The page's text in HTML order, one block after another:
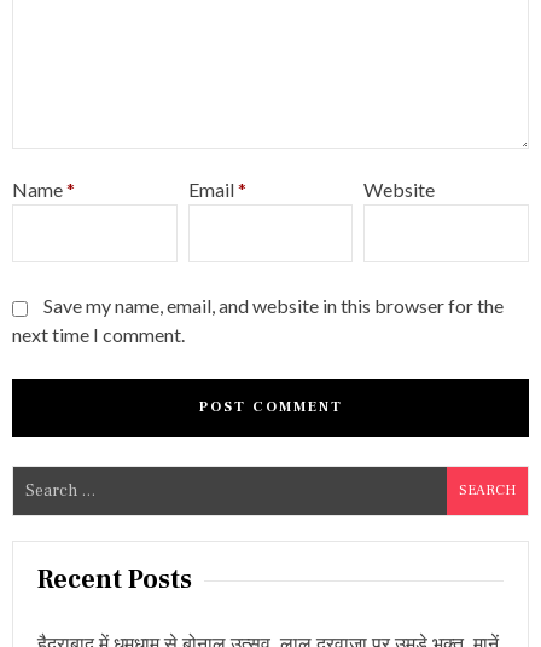
Name* Email* Website
Save my name, email, and website in this browser for the
next time I comment.
e
a
Recent Posts